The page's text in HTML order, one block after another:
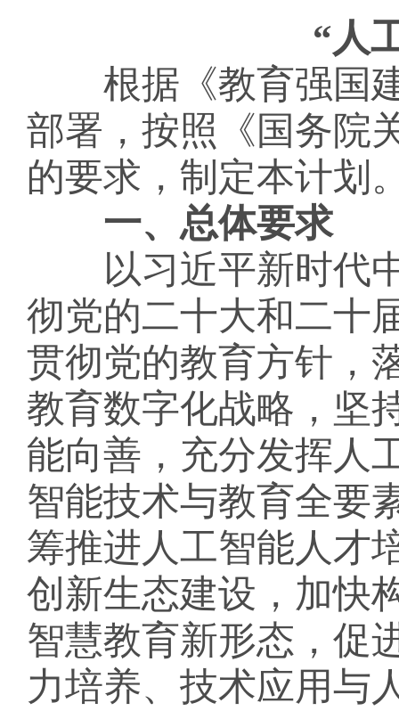
“人
根据《教育强国
部署，按照《国务院
的要求，制定本计划
一、总体要求
以习近平新时代中
彻党的二十大和二十
贯彻党的教育方针，
教育数字化战略，坚
能向善，充分发挥人
智能技术与教育全要
筹推进人工智能人才
创新生态建设，加快
智慧教育新形态，促
力培养、技术应用与